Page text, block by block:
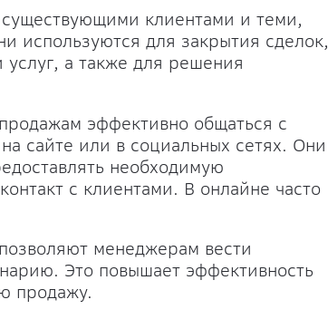
клиентами и теми,
используются для закрытия сделок,
а также для решения
эффективно общаться с
сайте или в социальных сетях. Они
необходимую
с клиентами. В онлайне часто
менеджерам вести
Это повышает эффективность
продажу.